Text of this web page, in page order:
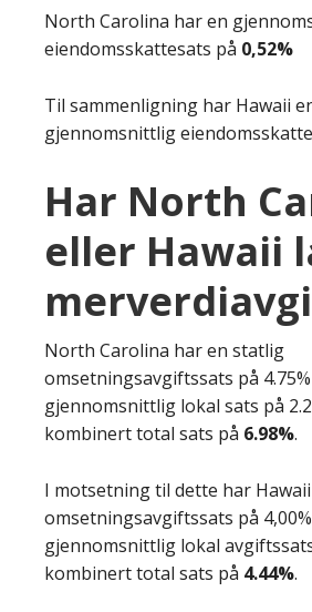
North Carolina har en
eiendomsskattesats på 0,52%
Til sammenligning har Hawaii
gjennomsnittlig
Har North
eller Hawaii
North Carolina har en statlig
omsetningsavgiftssats på
gjennomsnittlig lokal sats på
kombinert total sats på 6.98%.
I motsetning til dette har
omsetningsavgiftssats på
gjennomsnittlig lokal
kombinert total sats på 4.44%.